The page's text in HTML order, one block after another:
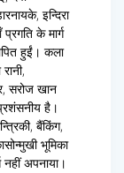
इन्दिरा
के मार्ग
हुईं। कला
सरोज खान
है।
बैंकिंग,
भूमिका
अपनाया।